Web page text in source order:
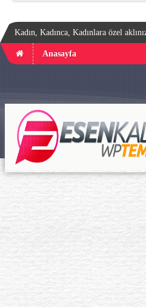
Kadın, Kadınca, Kadınlara özel
Anasayfa